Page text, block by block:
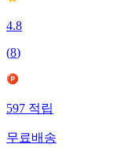
4.8
(8)
597적립
무료배송